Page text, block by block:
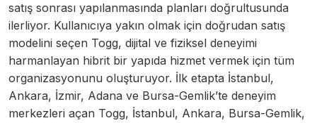
satış sonrası yapılanmasında planları doğrultusunda
ilerliyor. Kullanıcıya yakın olmak için doğrudan satış
modelini seçen Togg, dijital ve fiziksel deneyimi
harmanlayan hibrit bir yapıda hizmet vermek için tüm
organizasyonunu oluşturuyor. İlk etapta İstanbul,
Ankara, İzmir, Adana ve Bursa-Gemlik’te deneyim
merkezleri açan Togg, İstanbul, Ankara, Bursa-Gemlik,